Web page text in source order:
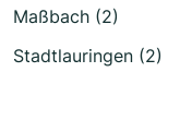
Maßbach (2)
Stadtlauringen (2)